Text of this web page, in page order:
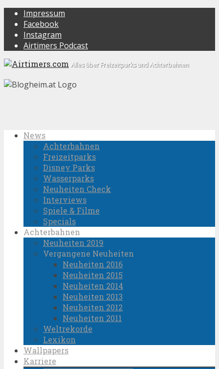
Impressum
Facebook
Instagram
Airtimers Podcast
Alles über Freizeitparks und Achterbahnen
News
Achterbahnen
Freizeitparks
Disney Parks
Wasserparks
Neuheiten Check
Interviews
Spiele & Filme
Specials
Achterbahnen
Neuheiten 2019
Vergangene Neuheiten
Neuheiten 2016
Neuheiten 2015
Neuheiten 2014
Neuheiten 2013
Neuheiten 2012
Neuheiten 2011
Weltrekorde
Lexikon
Wallpapers
Karriere